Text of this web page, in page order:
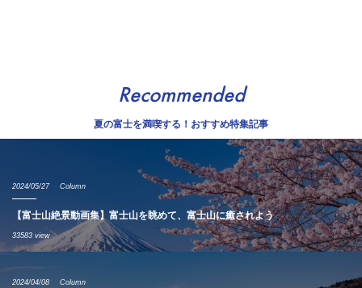
Recommended
夏の富士を満喫する！おすすめ特集記事
2024/05/27 Column
【富士山絶景動画集】富士山を眺めて、富士山に癒されよう
33583 view
2024/04/08 Column